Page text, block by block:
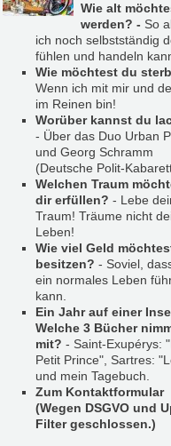
Wie alt
werden? - So
ich noch selbstständig
fühlen und handeln
Wie möchtest du
Wenn ich mit mir und
im Reinen bin!
Worüber kannst du
- Über das Duo Urban
und Georg Schramm
(Deutsche Polit-
Welchen Traum
dir erfüllen? - Lebe
Traum! Träume nicht
Leben!
Wie viel Geld
besitzen? - Soviel,
ein normales Leben
kann.
Ein Jahr auf einer
Welche 3 Bücher
mit? - Saint-Exupérys:
Petit Prince", Sartres:
und mein Tagebuch.
Zum Kontaktformular
(Wegen DSGVO und
Filter geschlossen.)